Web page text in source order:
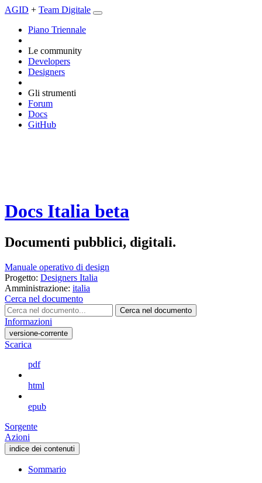
AGID + Team Digitale
Piano Triennale
Le community
Developers
Designers
Gli strumenti
Forum
Docs
GitHub
Docs Italia beta
Documenti pubblici, digitali.
Manuale operativo di design
Progetto: Designers Italia
Amministrazione: italia
Cerca nel documento
Cerca nel documento
Informazioni
versione-corrente
Scarica
pdf
html
epub
Sorgente
Azioni
indice dei contenuti
Sommario